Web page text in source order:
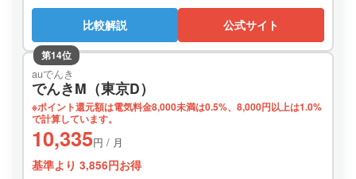
比較解説 公式サイト
第14位
auでんき
でんきM（東京D）
※ポイント還元額は電気料金8,000未満は0.5%、8,000円以上は1.0%
で計算しています。
10,335円 / 月
基準より 3,856円お得